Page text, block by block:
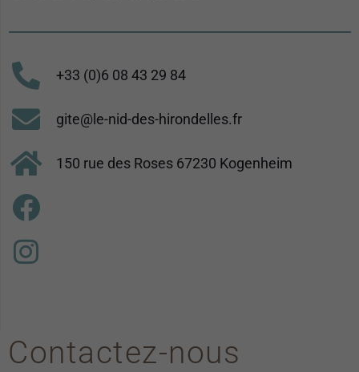
Contactez-nous
+33 (0)6 08 43 29 84
gite@le-nid-des-hirondelles.fr
150 rue des Roses 67230 Kogenheim